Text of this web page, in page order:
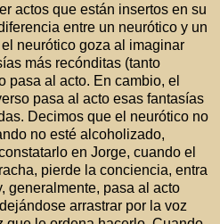
actos que están insertos en su
entre un neurótico y un
neurótico goza al imaginar
más recónditas (tanto
pasa al acto. En cambio, el
pasa al acto esas fantasías
Decimos que el neurótico no
no esté alcoholizado,
en Jorge, cuando el
pierde la conciencia, entra
generalmente, pasa al acto
arrastrar por la voz